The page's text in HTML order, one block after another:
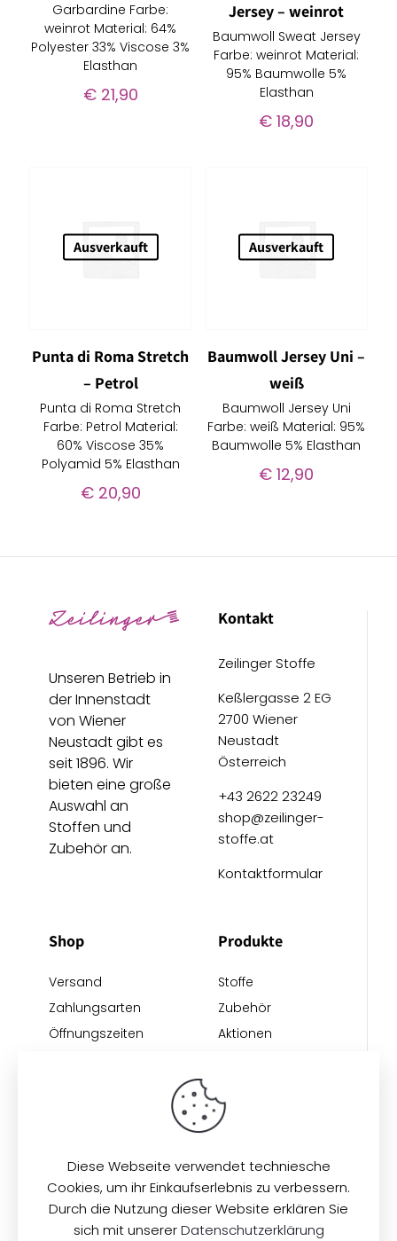
Garbardine Farbe:
weinrot Material: 64%
Polyester 33% Viscose 3%
Elasthan
€21,90
Jersey – weinrot
Baumwoll Sweat Jersey
Farbe: weinrot Material:
95% Baumwolle 5%
Elasthan
€ 18,90
Ausverkauft
Punta di Roma Stretch
– Petrol
Punta di Roma Stretch
Farbe: Petrol Material:
60% Viscose 35%
Polyamid 5% Elasthan
€20,90
Ausverkauft
Baumwoll Jersey Uni –
weiß
Baumwoll Jersey Uni
Farbe: weiß Material: 95%
Baumwolle 5% Elasthan
€ 12,90
Unseren Betrieb in
der Innenstadt
von Wiener
Neustadt gibt es
seit 1896. Wir
bieten eine große
Auswahl an
Stoffen und
Zubehör an.
Kontakt
Zeilinger Stoffe
Keßlergasse 2 EG
2700 Wiener
Neustadt
Österreich
+43 2622 23249
shop@zeilinger-
stoffe.at
Kontaktformular
Shop
Versand
Zahlungsarten
Öffnungszeiten
Produkte
Stoffe
Zubehör
Aktionen
Diese Webseite verwendet techniesche
Cookies, um ihr Einkaufserlebnis zu verbessern.
Durch die Nutzung dieser Website erklären Sie
sich mit unsererDatenschutzerklärung